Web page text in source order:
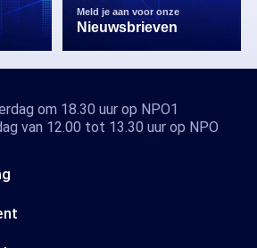
Meld je aan voor onze
Nieuwsbrieven
om 18.30 uur op NPO1
van 12.00 tot 13.30 uur op NPO